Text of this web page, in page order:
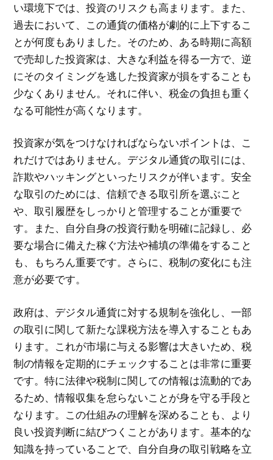
い環境下では、投資のリスクも高まります。また、
過去において、この通貨の価格が劇的に上下するこ
とが何度もありました。そのため、ある時期に高額
で売却した投資家は、大きな利益を得る一方で、逆
にそのタイミングを逃した投資家が損をすることも
少なくありません。それに伴い、税金の負担も重く
なる可能性が高くなります。
投資家が気をつけなければならないポイントは、こ
れだけではありません。デジタル通貨の取引には、
詐欺やハッキングといったリスクが伴います。安全
な取引のためには、信頼できる取引所を選ぶこと
や、取引履歴をしっかりと管理することが重要で
す。また、自分自身の投資行動を明確に記録し、必
要な場合に備えた稼ぐ方法や補填の準備をすること
も、もちろん重要です。さらに、税制の変化にも注
意が必要です。
政府は、デジタル通貨に対する規制を強化し、一部
の取引に関して新たな課税方法を導入することもあ
ります。これが市場に与える影響は大きいため、税
制の情報を定期的にチェックすることは非常に重要
です。特に法律や税制に関しての情報は流動的であ
るため、情報収集を怠らないことが身を守る手段と
なります。この仕組みの理解を深めることも、より
良い投資判断に結びつくことがあります。基本的な
知識を持っていることで、自分自身の取引戦略を立